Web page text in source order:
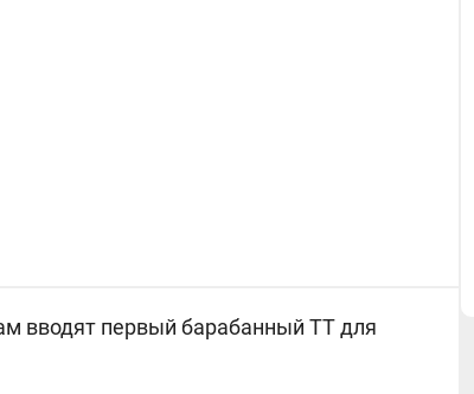
вводят первый барабанный ТТ для